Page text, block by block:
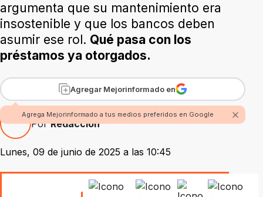
argumenta que su mantenimiento era
insostenible y que los bancos deben
asumir ese rol. Qué pasa con los
préstamos ya otorgados.
Agregar Mejorinformado en
Agrega Mejorinformado a tus medios preferidos en Google
PorRedacción
Lunes, 09 de junio de 2025 a las 10:45